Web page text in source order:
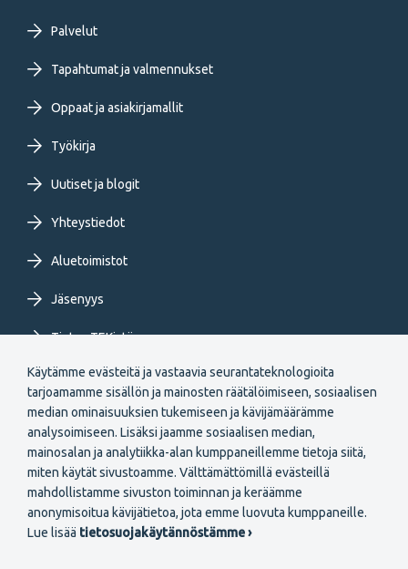
Käytämme evästeitä ja vastaavia seurantateknologioita
tarjoamamme sisällön ja mainosten räätälöimiseen, sosiaalisen
median ominaisuuksien tukemiseen ja kävijämäärämme
analysoimiseen. Lisäksi jaamme sosiaalisen median,
mainosalan ja analytiikka-alan kumppaneillemme tietoja siitä,
miten käytät sivustoamme. Välttämättömillä evästeillä
mahdollistamme sivuston toiminnan ja keräämme
anonymisoitua kävijätietoa, jota emme luovuta kumppaneille.
Lue lisää tietosuojakäytännöstämme ›
Footer
primary
menu
FI
Palvelut
Tapahtumat ja valmennukset
Oppaat ja asiakirjamallit
Työkirja
Uutiset ja blogit
Yhteystiedot
Aluetoimistot
Jäsenyys
Tietoa TEKistä
Extranet
Secondary
Liity jäseneksi